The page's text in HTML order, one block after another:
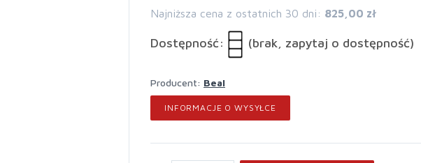
Najniższa cena z ostatnich 30 dni: 825,00 zł
Dostępność: (brak, zapytaj o dostępność)
Producent: Beal
INFORMACJE O WYSYŁCE